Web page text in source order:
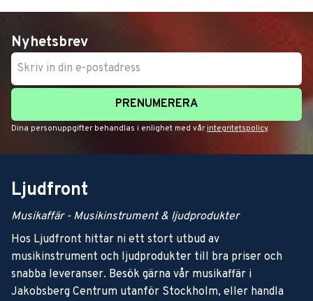
Nyhetsbrev
PRENUMERERA
Dina personuppgifter behandlas i enlighet med vår integritetspolicy.
Ljudfront
Musikaffär - Musikinstrument & ljudprodukter
Hos Ljudfront hittar ni ett stort utbud av
musikinstrument och ljudprodukter till bra priser och
snabba leveranser. Besök gärna vår musikaffär i
Jakobsberg Centrum utanför Stockholm, eller handla